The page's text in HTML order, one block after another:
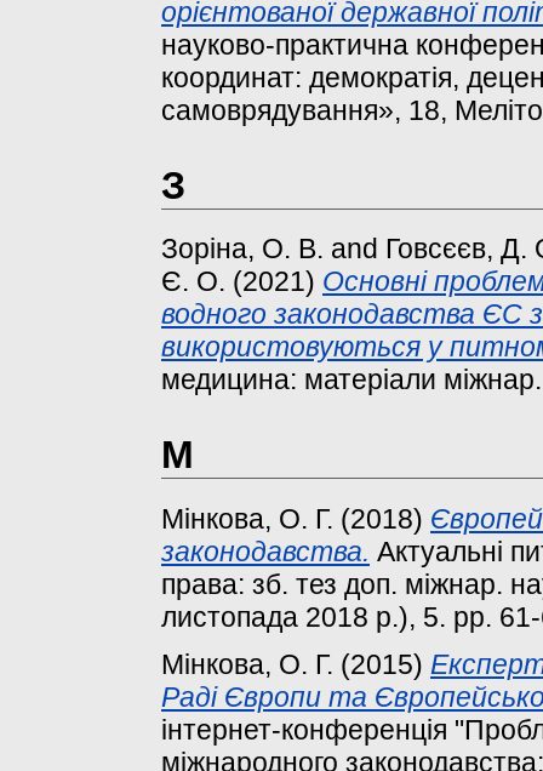
орієнтованої державної
науково-практична
координат: демократія,
самоврядування», 18,
З
Зоріна, О. В. and Говсєєв, Д.
Є. О. (2021) Основні
водного законодавства ЄС
використовуються у
медицина: матеріали
М
Мінкова, О. Г. (2018)
законодавства. Актуальні
права: зб. тез доп. міжнар.
листопада 2018 р.), 5. pp.
Мінкова, О. Г. (2015)
Раді Європи та
інтернет-конференція
міжнародного